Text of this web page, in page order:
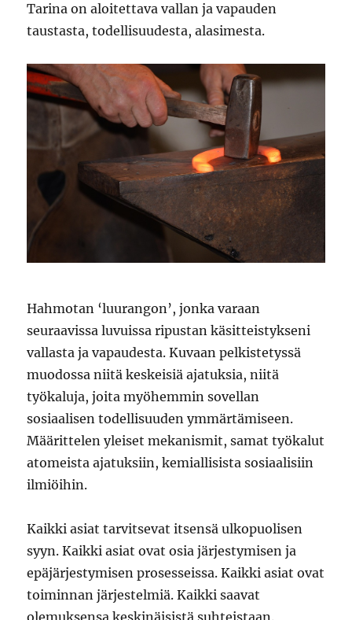
Tarina on aloitettava vallan ja vapauden
taustasta, todellisuudesta, alasimesta.
Hahmotan ‘luurangon’, jonka varaan
seuraavissa luvuissa ripustan käsitteistykseni
vallasta ja vapaudesta. Kuvaan pelkistetyssä
muodossa niitä keskeisiä ajatuksia, niitä
työkaluja, joita myöhemmin sovellan
sosiaalisen todellisuuden ymmärtämiseen.
Määrittelen yleiset mekanismit, samat työkalut
atomeista ajatuksiin, kemiallisista sosiaalisiin
ilmiöihin.
Kaikki asiat tarvitsevat itsensä ulkopuolisen
syyn. Kaikki asiat ovat osia järjestymisen ja
epäjärjestymisen prosesseissa. Kaikki asiat ovat
toiminnan järjestelmiä. Kaikki saavat
olemuksensa keskinäisistä suhteistaan.